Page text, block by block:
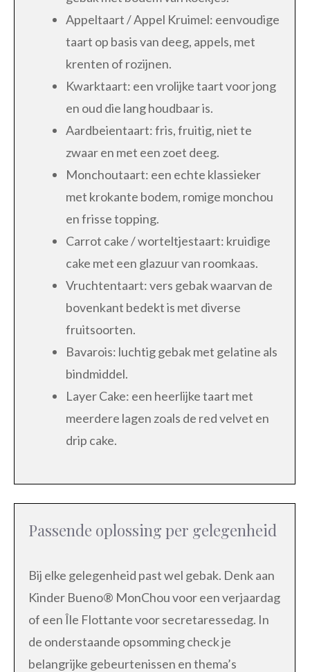
Appeltaart / Appel Kruimel: eenvoudige
taart op basis van deeg, appels, met
krenten of rozijnen.
Kwarktaart: een vrolijke taart voor jong
en oud die lang houdbaar is.
Aardbeientaart: fris, fruitig, niet te
zwaar en met een zoet deeg.
Monchoutaart: een echte klassieker
met krokante bodem, romige monchou
en frisse topping.
Carrot cake / worteltjestaart: kruidige
cake met een glazuur van roomkaas.
Vruchtentaart: vers gebak waarvan de
bovenkant bedekt is met diverse
fruitsoorten.
Bavarois: luchtig gebak met gelatine als
bindmiddel.
Layer Cake: een heerlijke taart met
meerdere lagen zoals de red velvet en
drip cake.
Passende oplossing per gelegenheid
Bij elke gelegenheid past wel gebak. Denk aan
Kinder Bueno® MonChou voor een verjaardag
of een Île Flottante voor secretaressedag. In
de onderstaande opsomming check je
belangrijke gebeurtenissen en thema’s